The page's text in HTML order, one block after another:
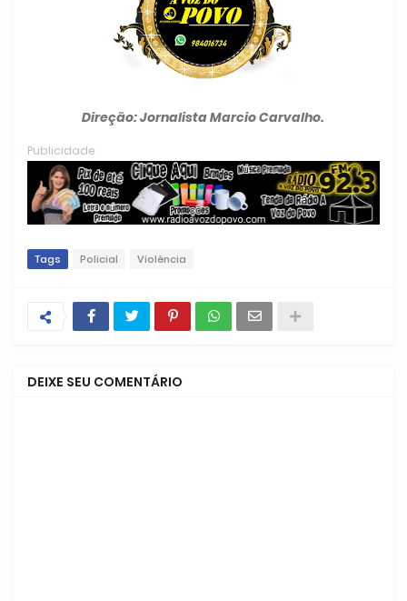
Direção: Jornalista Marcio Carvalho.
Publicidade
Tags Policial Violência
DEIXE SEU COMENTÁRIO